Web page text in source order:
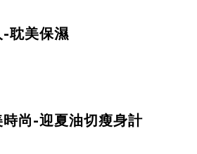
耽美保濕
尚-迎夏油切瘦身計